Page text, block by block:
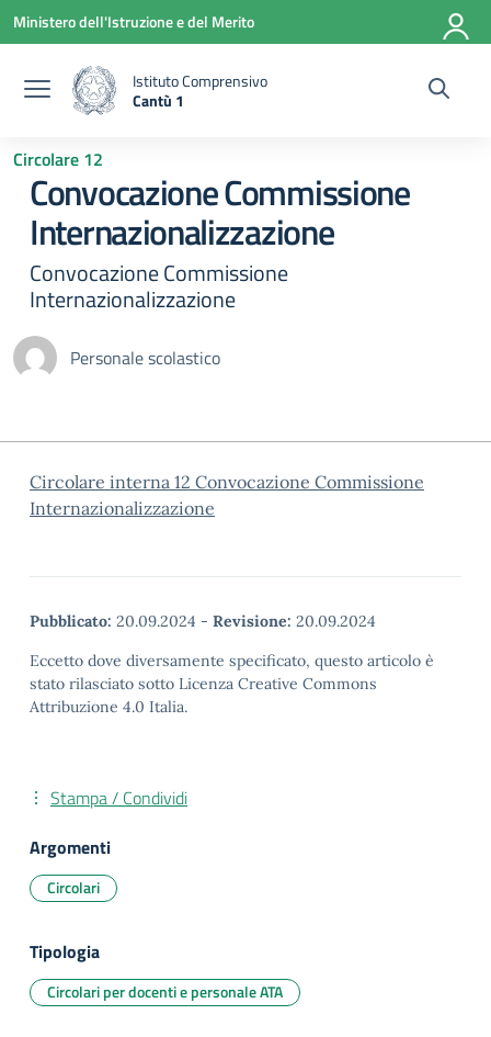
Vai ai contenuti
Vai al menu di navigazione
Vai al footer
Ministero dell'Istruzione e del Merito
Istituto Comprensivo
Cantù 1
Circolare 12
Convocazione Commissione
Internazionalizzazione
Convocazione Commissione
Internazionalizzazione
Personale scolastico
Circolare interna 12 Convocazione Commissione
Internazionalizzazione
Pubblicato: 20.09.2024 - Revisione: 20.09.2024
Eccetto dove diversamente specificato, questo articolo è
stato rilasciato sotto Licenza Creative Commons
Attribuzione 4.0 Italia.
Stampa / Condividi
Argomenti
Circolari
Tipologia
Circolari per docenti e personale ATA